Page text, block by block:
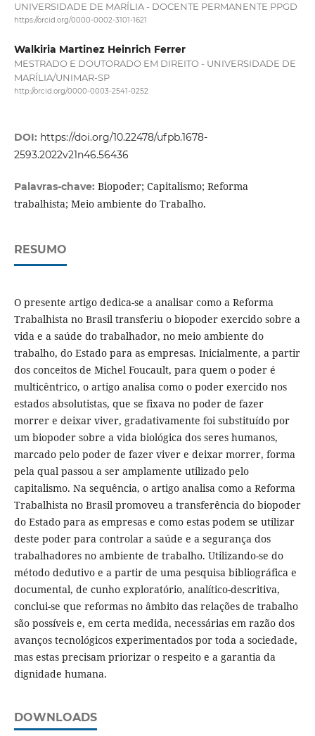
UNIVERSIDADE DE MARÍLIA - DOCENTE PERMANENTE PPGD
https://orcid.org/0000-0002-3101-1621
Walkiria Martinez Heinrich Ferrer
MESTRADO E DOUTORADO EM DIREITO - UNIVERSIDADE DE
MARÍLIA/UNIMAR-SP
http://orcid.org/0000-0003-2541-0252
DOI: https://doi.org/10.22478/ufpb.1678-
2593.2022v21n46.56436
Palavras-chave: Biopoder; Capitalismo; Reforma
trabalhista; Meio ambiente do Trabalho.
RESUMO
O presente artigo dedica-se a analisar como a Reforma
Trabalhista no Brasil transferiu o biopoder exercido sobre a
vida e a saúde do trabalhador, no meio ambiente do
trabalho, do Estado para as empresas. Inicialmente, a partir
dos conceitos de Michel Foucault, para quem o poder é
multicêntrico, o artigo analisa como o poder exercido nos
estados absolutistas, que se fixava no poder de fazer
morrer e deixar viver, gradativamente foi substituído por
um biopoder sobre a vida biológica dos seres humanos,
marcado pelo poder de fazer viver e deixar morrer, forma
pela qual passou a ser amplamente utilizado pelo
capitalismo. Na sequência, o artigo analisa como a Reforma
Trabalhista no Brasil promoveu a transferência do biopoder
do Estado para as empresas e como estas podem se utilizar
deste poder para controlar a saúde e a segurança dos
trabalhadores no ambiente de trabalho. Utilizando-se do
método dedutivo e a partir de uma pesquisa bibliográfica e
documental, de cunho exploratório, analítico-descritiva,
conclui-se que reformas no âmbito das relações de trabalho
são possíveis e, em certa medida, necessárias em razão dos
avanços tecnológicos experimentados por toda a sociedade,
mas estas precisam priorizar o respeito e a garantia da
dignidade humana.
DOWNLOADS